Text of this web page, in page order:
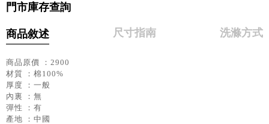
門市庫存查詢
商品敘述 尺寸指南 洗滌方式
商品原價 ：2900
材質 ：棉100%
厚度 ：一般
內裏 ：無
彈性 ：有
產地 ：中國